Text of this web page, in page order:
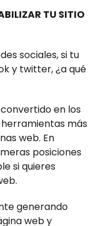
TU SITIO
sociales, si tu
y twitter, ¿a qué
en los
más
web. En
posiciones
si quieres
generando
web y